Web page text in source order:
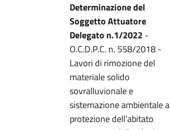
Determinazione del
Soggetto Attuatore
Delegato n.1/2022 -
O.C.D.P.C. n. 558/2018 -
Lavori di rimozione del
materiale solido
sovralluvionale e
sistemazione ambientale a
protezione dell’abitato